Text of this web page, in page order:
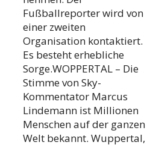
Fußballreporter wird von
einer zweiten
Organisation kontaktiert.
Es besteht erhebliche
Sorge.WOPPERTAL – Die
Stimme von Sky-
Kommentator Marcus
Lindemann ist Millionen
Menschen auf der ganzen
Welt bekannt. Wuppertal,